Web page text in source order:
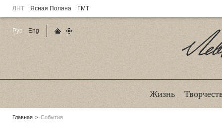
ЛНТ Ясная Поляна ГМТ
Жизнь
Родительские
Главная События
Рус
Eng